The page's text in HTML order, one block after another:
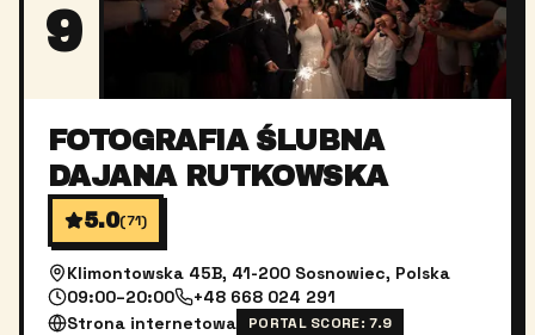
9
FOTOGRAFIA ŚLUBNA
DAJANA RUTKOWSKA
5.0(71)
Klimontowska 45B, 41-200 Sosnowiec, Polska
09:00–20:00
+48 668 024 291
Strona internetowa
PORTAL SCORE:7.9